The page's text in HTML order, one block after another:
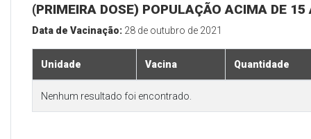
(PRIMEIRA DOSE) POPULAÇÃO ACIMA DE 15
Data de Vacinação: 28 de outubro de 2021
Unidade Vacina Quantidade
Nenhum resultado foi encontrado.